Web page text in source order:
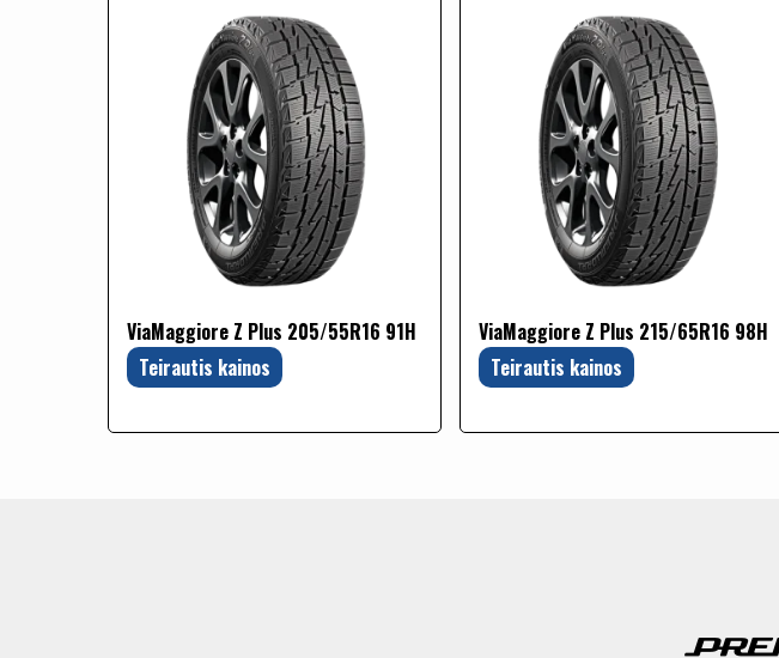
ViaMaggiore Z Plus 205/55R16 91H
Teirautis kainos
ViaMaggiore Z Plus 215/65R16 98H
Teirautis kainos